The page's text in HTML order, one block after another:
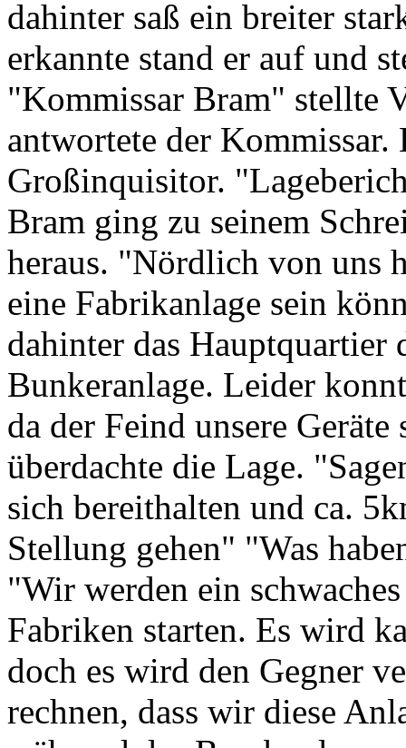
dahinter saß ein breiter
erkannte stand er auf und
"Kommissar Bram" stellte
antwortete der
Großinquisitor.
Bram ging zu seinem
heraus. "Nördlich von uns
eine Fabrikanlage sein
dahinter das Hauptquartier
Bunkeranlage. Leider
da der Feind unsere
überdachte die Lage.
sich bereithalten und ca.
Stellung gehen" "Was
"Wir werden ein
Fabriken starten. Es wird
doch es wird den Gegner
rechnen, dass wir diese